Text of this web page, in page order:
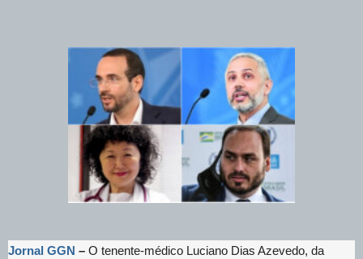
Jornal GGN – O tenente-médico Luciano Dias Azevedo, da